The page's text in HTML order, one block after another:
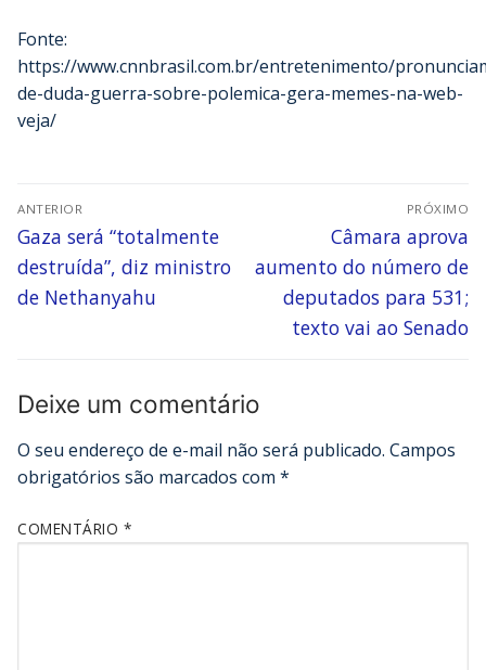
Fonte:
https://www.cnnbrasil.com.br/entretenimento/
de-duda-guerra-sobre-polemica-gera-memes-na-web-
veja/
ANTERIOR
Gaza será “totalmente
destruída”, diz ministro
de Nethanyahu
PRÓXIMO
Câmara aprova
aumento do número de
deputados para 531;
texto vai ao Senado
Deixe um comentário
O seu endereço de e-mail não será publicado. Campos
obrigatórios são marcados com *
COMENTÁRIO *